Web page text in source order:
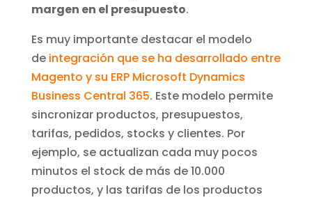
margen en el presupuesto.
Es muy importante destacar el modelo
de integración que se ha desarrollado entre
Magento y su ERP Microsoft Dynamics
Business Central 365. Este modelo permite
sincronizar productos, presupuestos,
tarifas, pedidos, stocks y clientes. Por
ejemplo, se actualizan cada muy pocos
minutos el stock de más de 10.000
productos, y las tarifas de los productos